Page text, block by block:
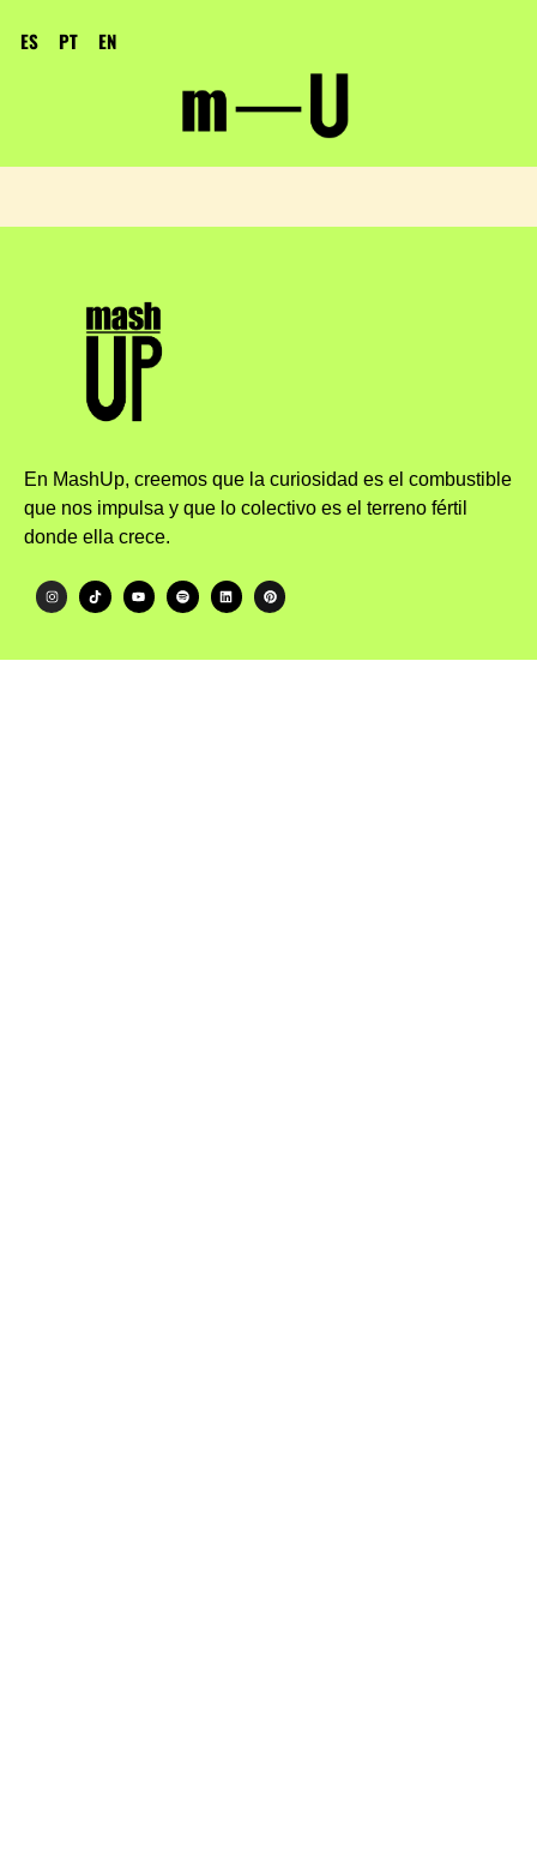
ES PT EN
En MashUp, creemos que la curiosidad es el combustible
que nos impulsa y que lo colectivo es el terreno fértil
donde ella crece.